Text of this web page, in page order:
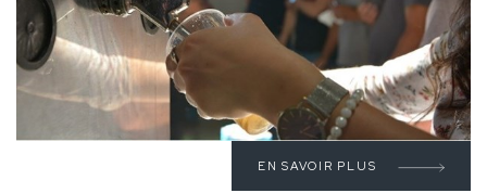
EN SAVOIR PLUS